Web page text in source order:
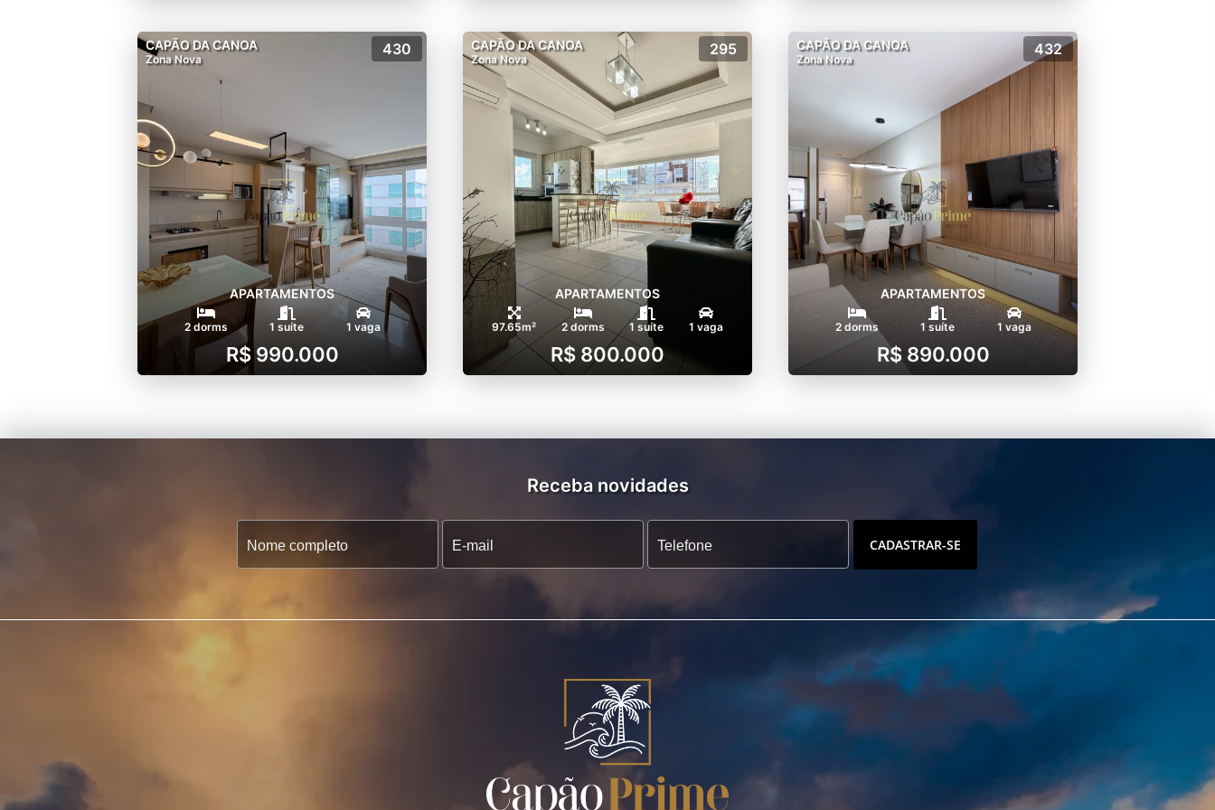
CAPÃO DA CANOA
Zona Nova
430
APARTAMENTOS
2 dorms 1 suíte 1 vaga
R$ 990.000
CAPÃO DA CANOA
Zona Nova
295
APARTAMENTOS
97.65m² 2 dorms 1 suíte 1 vaga
R$ 800.000
CAPÃO DA CANOA
Zona Nova
432
APARTAMENTOS
2 dorms 1 suíte 1 vaga
R$ 890.000
Receba novidades
CADASTRAR-SE